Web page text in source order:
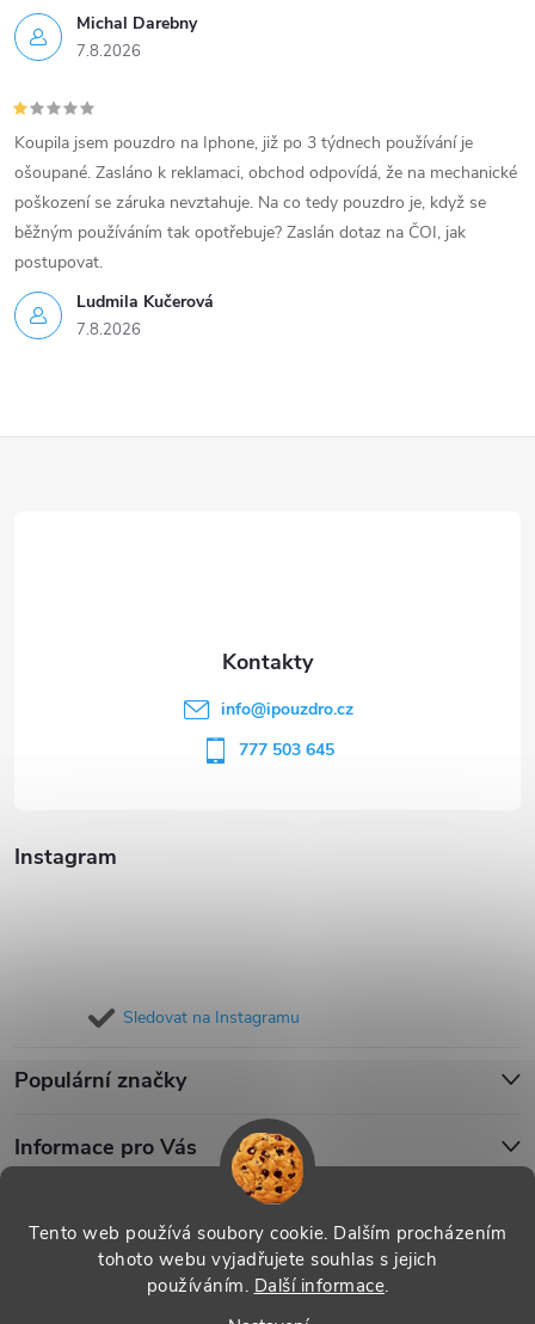
Tento web používá soubory cookie. Dalším procházením
tohoto webu vyjadřujete souhlas s jejich
používáním. Další informace.
Michal Darebny
7.8.2026
Ludmila Kučerová
7.8.2026
Koupila jsem pouzdro na Iphone, již po 3 týdnech používání je
ošoupané. Zasláno k reklamaci, obchod odpovídá, že na mechanické
poškození se záruka nevztahuje. Na co tedy pouzdro je, když se
běžným používáním tak opotřebuje? Zaslán dotaz na ČOI, jak
postupovat.
Instagram
Sledovat na Instagramu
Populární značky
Informace pro Vás
info@ipouzdro.cz
777 503 645
Copyright 2026 . Všechna práva vyhrazena.